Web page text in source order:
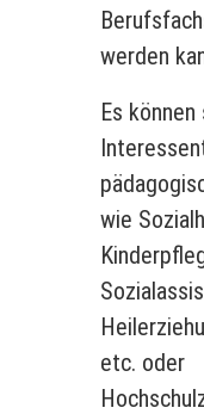
werden
Es
wie
etc. oder